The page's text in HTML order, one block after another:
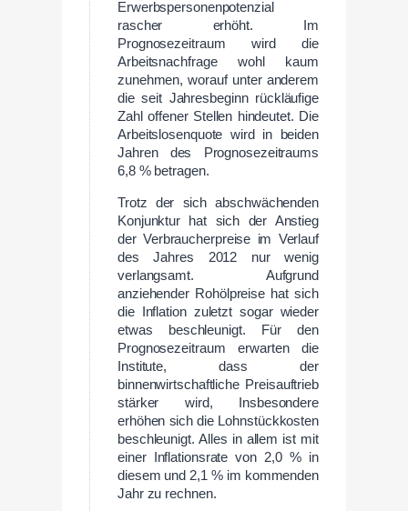
Erwerbspersonenpotenzial
rascher erhöht. Im
Prognosezeitraum wird die
Arbeitsnachfrage wohl kaum
zunehmen, worauf unter anderem
die seit Jahresbeginn rückläufige
Zahl offener Stellen hindeutet. Die
Arbeitslosenquote wird in beiden
Jahren des Prognosezeitraums
6,8 % betragen.
Trotz der sich abschwächenden
Konjunktur hat sich der Anstieg
der Verbraucherpreise im Verlauf
des Jahres 2012 nur wenig
verlangsamt. Aufgrund
anziehender Rohölpreise hat sich
die Inflation zuletzt sogar wieder
etwas beschleunigt. Für den
Prognosezeitraum erwarten die
Institute, dass der
binnenwirtschaftliche Preisauftrieb
stärker wird, Insbesondere
erhöhen sich die Lohnstückkosten
beschleunigt. Alles in allem ist mit
einer Inflationsrate von 2,0 % in
diesem und 2,1 % im kommenden
Jahr zu rechnen.